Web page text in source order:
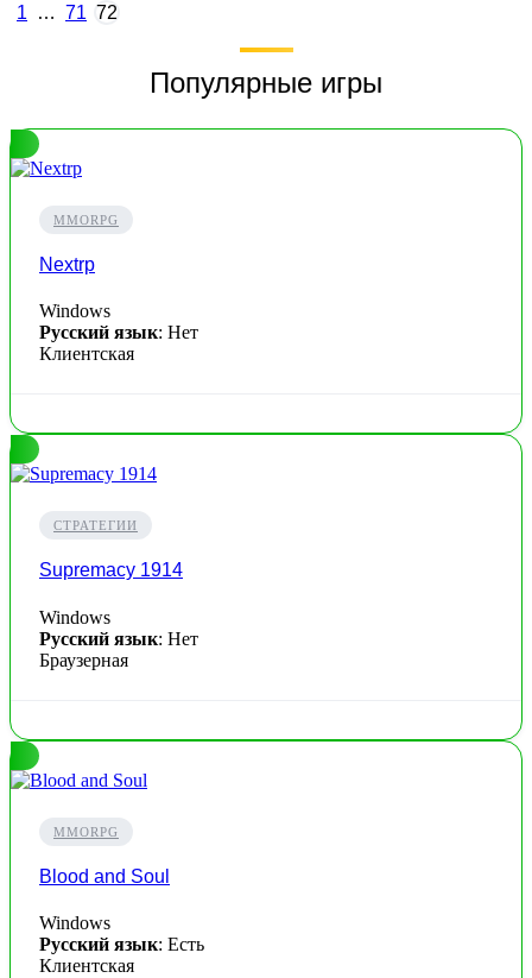
1 … 71 72
Популярные игры
MMORPG
Nextrp
Windows
Русский язык: Нет
Клиентская
СТРАТЕГИИ
Supremacy 1914
Windows
Русский язык: Нет
Браузерная
MMORPG
Blood and Soul
Windows
Русский язык: Есть
Клиентская